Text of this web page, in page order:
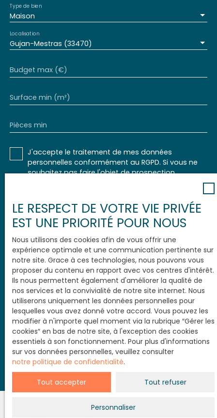
Maison
Type de bien
Gujan-Mestras (33470)
Localisation
Budget max (€)
Surface min (m²)
Pièces min
J'accepte le traitement de mes données
personnelles conformément au RGPD. Si vous ne
souhaitez pas faire l'objet de prospection
vous inscrire gratuitement sur la liste d'opposition
au démarchage téléphonique, prévu par l'article
L223-1 du code de la consommation, sur le site
Internet www.bloctel.gouv.fr ou par courrier
Société Worldline, Service Bloctel, CS 61311, 41013
BLOIS CEDEX.
Pour en savoir plus sur le traitement de vos
données personnelles, veuillez consulter notre
politique de confidentialité.
Soyez prévenu avant les autres
LE RESPECT DE VOTRE VIE PRIVÉE
EST UNE PRIORITÉ POUR NOUS
Nous utilisons des cookies afin de vous offrir une
expérience optimale et une communication pertinente sur
notre site. Grace à ces technologies, nous pouvons vous
proposer du contenu en rapport avec vos centres d'intérêt.
Ils nous permettent également d'améliorer la qualité de
nos services et la convivialité de notre site internet. Nous
utiliserons uniquement les données personnelles pour
lesquelles vous avez donné votre accord. Vous pouvez les
modifier à n'importe quel moment via la rubrique ″Gérer les
cookies″ en bas de notre site, à l'exception des cookies
essentiels à son fonctionnement. Pour plus d'informations
sur vos données personnelles, veuillez consulter
notre politique de confidentialité.
Tout accepter Tout refuser
Personnaliser